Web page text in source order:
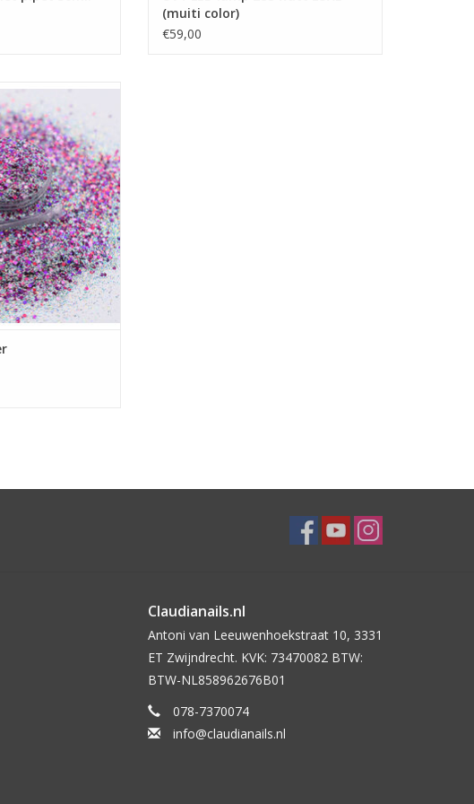
(muiti color)
€59,00
Glitter
cursus
glitters
incl. BTW
WINKELWAGEN
Claudianails.nl
Antoni van Leeuwenhoekstraat 10, 3331
ET Zwijndrecht. KVK: 73470082 BTW:
BTW-NL858962676B01
078-7370074
info@claudianails.nl